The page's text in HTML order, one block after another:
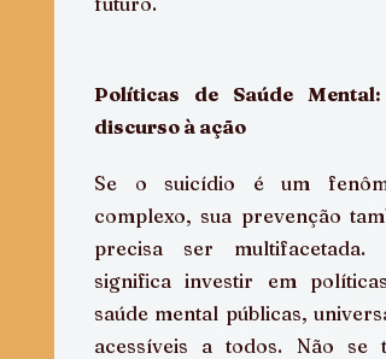
Políticas de Saúde Mental:
discurso à ação
Se o suicídio é um
complexo, sua prevenção
precisa ser multifacetada.
significa investir em políticas
saúde mental públicas,
acessíveis a todos. Não se